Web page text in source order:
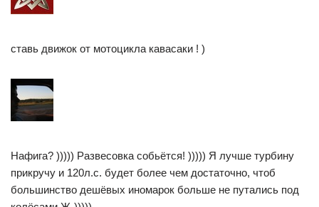
ставь движок от мотоцикла кавасаки ! )
Нафига? ))))) Развесовка собьётся! ))))) Я лучше турбину
прикручу и 120л.с. будет более чем достаточно, чтоб
большинство дешёвых иномарок больше не путались под